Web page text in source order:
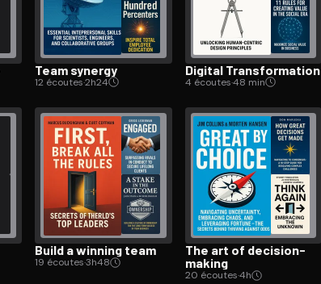
Team synergy
12 écoutes·2h24
Digital Trans­for­ma­tion
4 écoutes·48 min
Build a winning team
19 écoutes·3h48
The art of decision-
making
20 écoutes·4h